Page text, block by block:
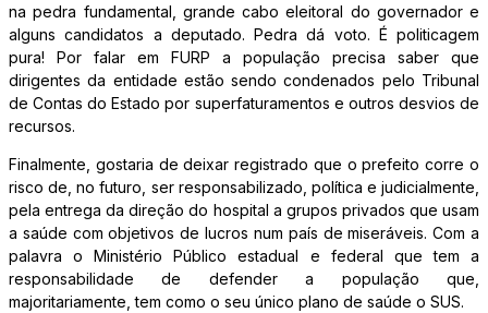
na pedra fundamental, grande cabo eleitoral do governador e
alguns candidatos a deputado. Pedra dá voto. É politicagem
pura! Por falar em FURP a população precisa saber que
dirigentes da entidade estão sendo condenados pelo Tribunal
de Contas do Estado por superfaturamentos e outros desvios de
recursos.
Finalmente, gostaria de deixar registrado que o prefeito corre o
risco de, no futuro, ser responsabilizado, política e judicialmente,
pela entrega da direção do hospital a grupos privados que usam
a saúde com objetivos de lucros num país de miseráveis. Com a
palavra o Ministério Público estadual e federal que tem a
responsabilidade de defender a população que,
majoritariamente, tem como o seu único plano de saúde o SUS.